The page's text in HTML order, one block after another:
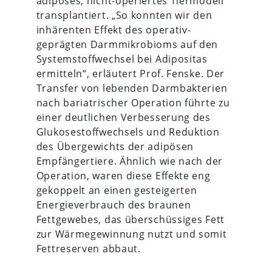
transplantiert. „So konnten wir den
inhärenten Effekt des operativ-
geprägten Darmmikrobioms auf den
Systemstoffwechsel bei Adipositas
ermitteln“, erläutert Prof. Fenske. Der
Transfer von lebenden Darmbakterien
nach bariatrischer Operation führte zu
einer deutlichen Verbesserung des
Glukosestoffwechsels und Reduktion
des Übergewichts der adipösen
Empfängertiere. Ähnlich wie nach der
Operation, waren diese Effekte eng
gekoppelt an einen gesteigerten
Energieverbrauch des braunen
Fettgewebes, das überschüssiges Fett
zur Wärmegewinnung nutzt und somit
Fettreserven abbaut.